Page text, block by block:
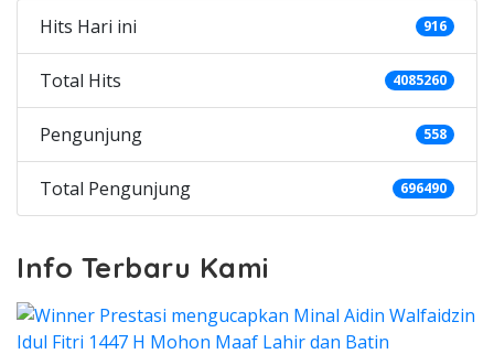
Hits Hari ini 916
Total Hits 4085260
Pengunjung 558
Total Pengunjung 696490
Info Terbaru Kami